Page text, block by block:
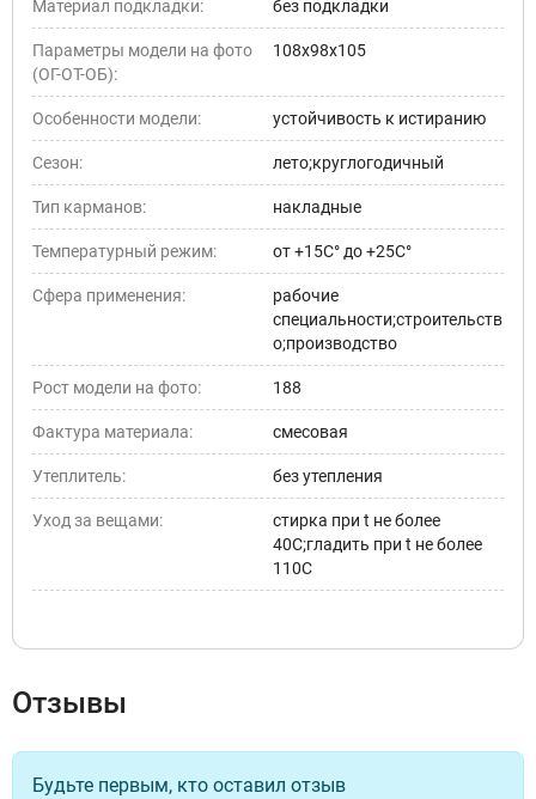
Материал подкладки: без подкладки
Параметры модели на фото
(ОГ-ОТ-ОБ):
108х98х105
Особенности модели: устойчивость к истиранию
Сезон: лето;круглогодичный
Тип карманов: накладные
Температурный режим: от +15С° до +25С°
Сфера применения:
рабочие
специальности;строительств
о;производство
Рост модели на фото: 188
Фактура материала: смесовая
Утеплитель: без утепления
Уход за вещами:
стирка при t не более
40С;гладить при t не более
110С
Отзывы
Будьте первым, кто оставил отзыв